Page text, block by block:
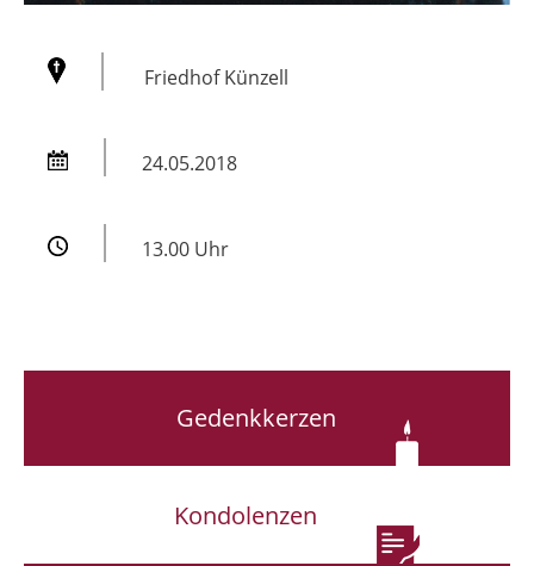
Friedhof Künzell
24.05.2018
13.00 Uhr
Gedenkkerzen
Kondolenzen